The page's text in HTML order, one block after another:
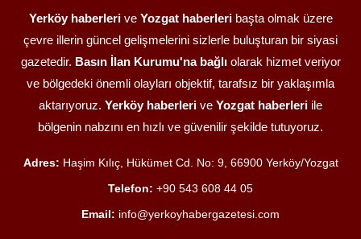
Yerköy haberlerive Yozgat haberleribaşta olmak üzere
çevre illerin güncel gelişmelerini sizlerle buluşturan bir siyasi
gazetedir. Basın İlan Kurumu'na bağlıolarak hizmet veriyor
ve bölgedeki önemli olayları objektif, tarafsız bir yaklaşımla
aktarıyoruz. Yerköy haberleri ve Yozgat haberleri ile
bölgenin nabzını en hızlı ve güvenilir şekilde tutuyoruz.
Adres: Haşim Kılıç, Hükümet Cd. No: 9, 66900 Yerköy/Yozgat
Telefon: +90 543 608 44 05
Email: info@yerkoyhabergazetesi.com